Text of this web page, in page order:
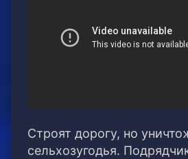
Строят дорогу, но
сельхозугодья.